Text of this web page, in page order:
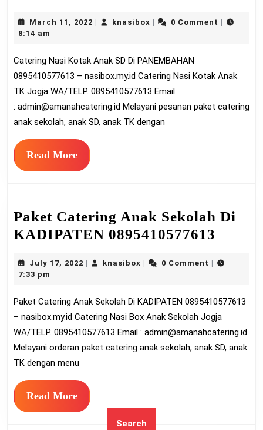
Di
March 11, 2022 Marchknasiboxknasibox0 Comment
8:14 am
Catering Nasi Kotak Anak SD Di PANEMBAHAN
0895410577613 – nasibox.my.id Catering Nasi Kotak Anak
TK Jogja WA/TELP. 0895410577613 Email
: admin@amanahcatering.id Melayani pesanan paket catering
anak sekolah, anak SD, anak TK dengan
Read MoreRead
More
Paket Catering Anak Sekolah Di
KADIPATEN 0895410577613
Anak
Di
July 17, 2022 July
knasiboxknasibox0 Comment
7:33 pm
Paket Catering Anak Sekolah Di KADIPATEN 0895410577613
– nasibox.my.id Catering Nasi Box Anak Sekolah Jogja
WA/TELP. 0895410577613 Email : admin@amanahcatering.id
Melayani orderan paket catering anak sekolah, anak SD, anak
TK dengan menu
Read MoreRead
More
Search